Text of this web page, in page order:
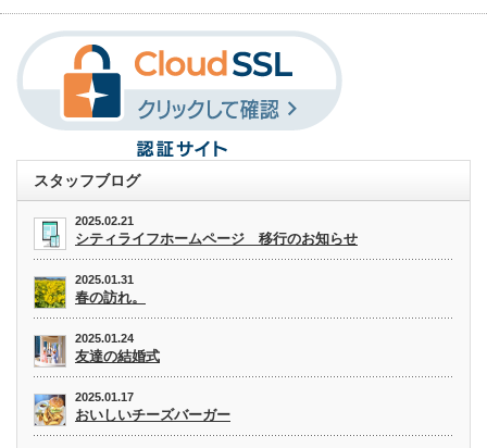
スタッフブログ
2025.02.21
シティライフホームページ 移行のお知らせ
2025.01.31
春の訪れ。
2025.01.24
友達の結婚式
2025.01.17
おいしいチーズバーガー